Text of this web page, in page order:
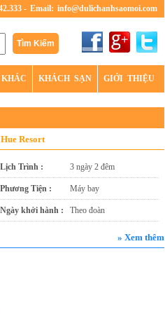
- Email: info@dulichanhsaomoi.com
KHÁCH SẠN GIỚI THIỆU
Resort
Lịch Trình : 3 ngày 2 đêm
Phương Tiện : Máy bay
Ngày khởi hành : Theo đoàn
» Xem thêm